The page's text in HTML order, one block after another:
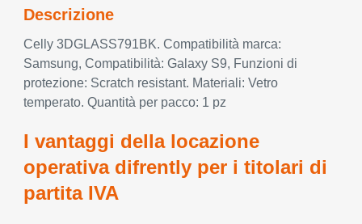
Descrizione
Celly 3DGLASS791BK. Compatibilità marca:
Samsung, Compatibilità: Galaxy S9, Funzioni di
protezione: Scratch resistant. Materiali: Vetro
temperato. Quantità per pacco: 1 pz
I vantaggi della locazione
operativa difrently per i titolari di
partita IVA